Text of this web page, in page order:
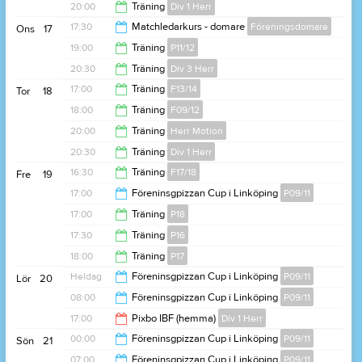
20:00
21:30
20:00 Träning Div 1 Herr
21:30
17
Ons 17:30 Matchledarkurs - domare Föreningsdomare
21:00
19:00 Träning P11/12
20:30
20:30 Träning Div 3 Herr
22:00
18
Tor 17:00 Träning F13/14
18:15
18:00 Träning F09/12
19:15
20:00 Träning Herr Motion
21:30
20:30 Träning Div 1 Herr
22:00
19
Fre 16:30 Träning F17/18
17:30
17:00 Föreninsgpizzan Cup i Linköping P09/11
00:00
17:00 Träning P18
18:00
17:30 Träning P16
18:30
18:00 Träning P17
19:00
20
Lör Heldag Föreninsgpizzan Cup i Linköping P09/11
08:00
Föreninsgpizzan Cup i Linköping P09/11
23:00
17:00 Pixbo IBF (hemma) Div 1 Herr
19:00
21
Sön 00:00 Föreninsgpizzan Cup i Linköping P09/11